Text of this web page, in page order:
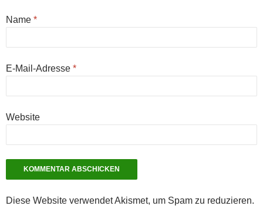
Name *
E-Mail-Adresse *
Website
Diese Website verwendet Akismet, um Spam zu reduzieren.